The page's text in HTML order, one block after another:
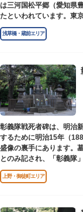
は三河国松平郷（愛知県
たといわれています。東
発祥の地としても知られて
浅草橋・蔵前エリア
彰義隊戦死者碑は、明治
するために明治15年（
盛像の裏手にあります。
とのみ記され、「彰義隊
上野・御徒町エリア